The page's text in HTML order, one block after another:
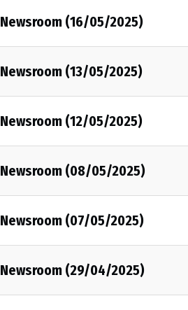
Newsroom (16/05/2025)
Newsroom (13/05/2025)
Newsroom (12/05/2025)
Newsroom (08/05/2025)
Newsroom (07/05/2025)
Newsroom (29/04/2025)